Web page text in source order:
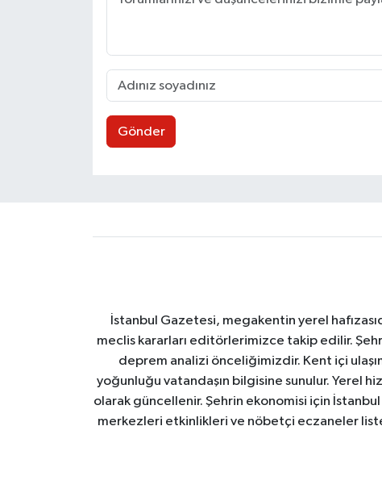
Gönder
İstanbul Gazetesi, megakentin yerel
meclis kararları editörlerimizce takip edilir.
deprem analizi önceliğimizdir. Kent içi
yoğunluğu vatandaşın bilgisine sunulur. Yerel
olarak güncellenir. Şehrin ekonomisi için
merkezleri etkinlikleri ve nöbetçi eczaneler